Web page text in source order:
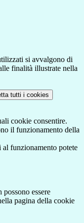
si avvalgono di
finalità illustrate nella
tutti i cookies
cookie consentire.
il funzionamento della
al funzionamento potete
essere
pagina della cookie